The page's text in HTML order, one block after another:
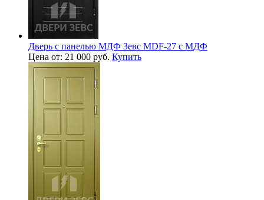
Дверь с панелью МДФ Зевс MDF-27 с МДФ
Цена от: 21 000 руб. Купить